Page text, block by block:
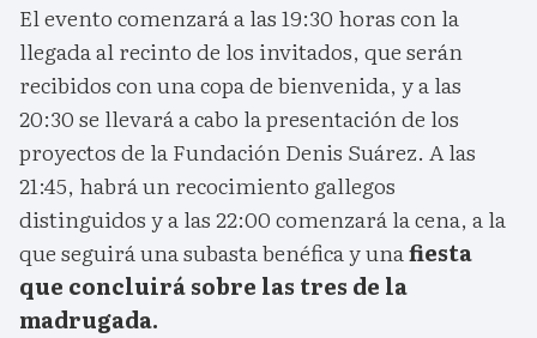
El evento comenzará a las 19:30 horas con la
llegada al recinto de los invitados, que serán
recibidos con una copa de bienvenida, y a las
20:30 se llevará a cabo la presentación de los
proyectos de la Fundación Denis Suárez. A las
21:45, habrá un recocimiento gallegos
distinguidos y a las 22:00 comenzará la cena, a la
que seguirá una subasta benéfica y unafiesta
que concluirá sobre las tres de la
madrugada.